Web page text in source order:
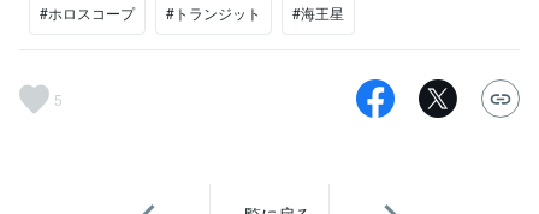
#ホロスコープ #トランジット #海王星
5